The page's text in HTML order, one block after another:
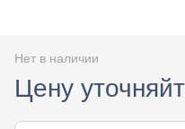
Нет в наличии
Цену